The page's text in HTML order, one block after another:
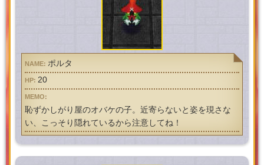
ポルタ
20
恥ずかしがり屋のオバケの子。近寄らないと姿を現さな
い、こっそり隠れているから注意してね！